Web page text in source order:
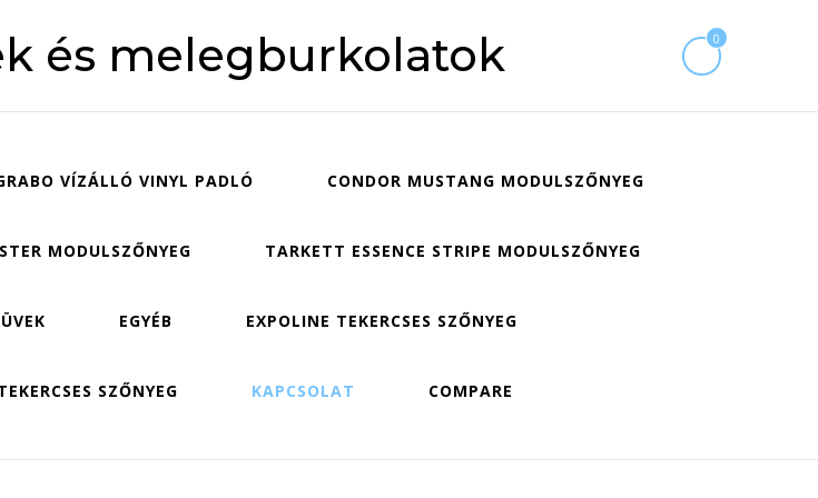
és melegburkolatok 0
VÍZÁLLÓ VINYL PADLÓ CONDOR MUSTANG MODULSZŐNYEG
MODULSZŐNYEG TARKETT ESSENCE STRIPE MODULSZŐNYEG
EGYÉB EXPOLINE TEKERCSES SZŐNYEG
SZŐNYEG KAPCSOLAT COMPARE